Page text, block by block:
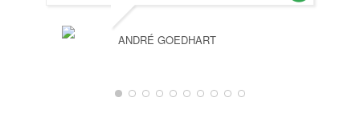
ANDRÉ GOEDHART
1 2 3 4 5 6 7 8 9 10